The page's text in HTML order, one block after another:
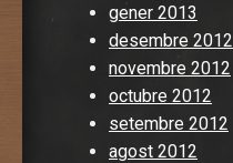
gener 2013
desembre 2012
novembre 2012
octubre 2012
setembre 2012
agost 2012